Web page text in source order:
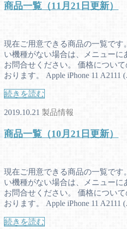
商品一覧（11月21日更新）
現在ご用意できる商品の一覧です
い機種がない場合は、メニューに
お問合せください。 価格につい
おります。 Apple iPhone 11 A2111
続きを読む
2019.10.21 製品情報
商品一覧（10月21日更新）
現在ご用意できる商品の一覧です
い機種がない場合は、メニューに
お問合せください。 価格につい
おります。 Apple iPhone 11 A2111
続きを読む